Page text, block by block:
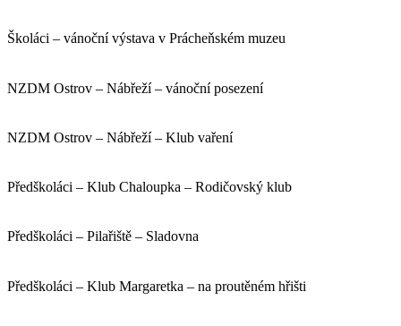
Školáci – vánoční výstava v Prácheňském muzeu
NZDM Ostrov – Nábřeží – vánoční posezení
NZDM Ostrov – Nábřeží – Klub vaření
Předškoláci – Klub Chaloupka – Rodičovský klub
Předškoláci – Pilařiště – Sladovna
Předškoláci – Klub Margaretka – na proutěném hřišti